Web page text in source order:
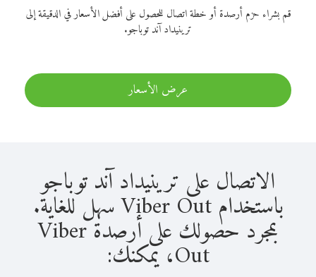
قم بشراء حزم أرصدة أو خطة اتصال للحصول على أفضل الأسعار في الدقيقة إلى
ترينيداد آند توباجو.
عرض الأسعار
الاتصال على ترينيداد آند توباجو
باستخدام Viber Out سهل للغاية.
بمجرد حصولك على أرصدة Viber
Out، يمكنك: